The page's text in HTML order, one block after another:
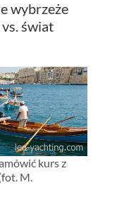
wybrzeże
świat
kurs z
M.